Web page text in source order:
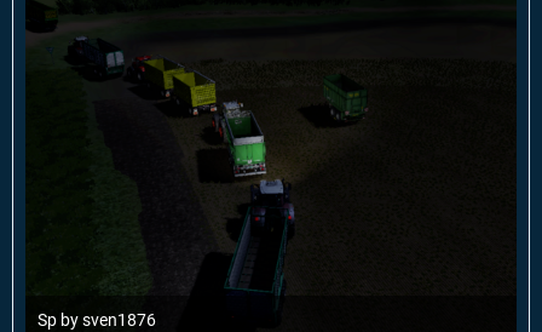
Sp by sven1876